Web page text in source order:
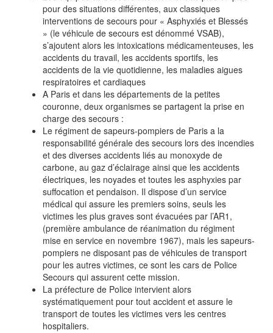
pour des situations différentes, aux classiques
interventions de secours pour « Asphyxiés et Blessés
» (le véhicule de secours est dénommé VSAB),
s’ajoutent alors les intoxications médicamenteuses, les
accidents du travail, les accidents sportifs, les
accidents de la vie quotidienne, les maladies aigues
respiratoires et cardiaques
A Paris et dans les départements de la petites
couronne, deux organismes se partagent la prise en
charge des secours :
Le régiment de sapeurs-pompiers de Paris a la
responsabilité générale des secours lors des incendies
et des diverses accidents liés au monoxyde de
carbone, au gaz d’éclairage ainsi que les accidents
électriques, les noyades et toutes les asphyxies par
suffocation et pendaison. Il dispose d’un service
médical qui assure les premiers soins, seuls les
victimes les plus graves sont évacuées par l’AR1,
(première ambulance de réanimation du régiment
mise en service en novembre 1967), mais les sapeurs-
pompiers ne disposant pas de véhicules de transport
pour les autres victimes, ce sont les cars de Police
Secours qui assurent cette mission.
La préfecture de Police intervient alors
systématiquement pour tout accident et assure le
transport de toutes les victimes vers les centres
hospitaliers.